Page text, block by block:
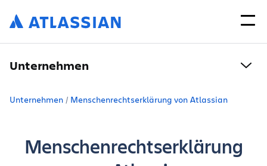
Unternehmen
Unternehmen Menschenrechtserklärung von Atlassian
Menschenrechtserklärung